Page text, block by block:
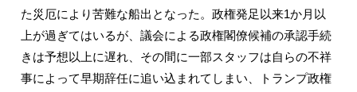
た災厄により苦難な船出となった。政権発足以来1か月以
上が過ぎてはいるが、議会による政権閣僚候補の承認手続
きは予想以上に遅れ、その間に一部スタッフは自らの不祥
事によって早期辞任に追い込まれてしまい、トランプ政権